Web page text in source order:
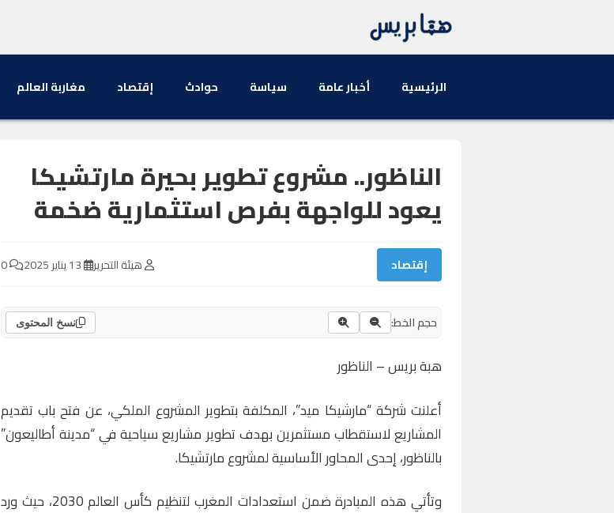
الرئيسية أخبار عامة سياسة حوادث إقتصاد مغاربة العالم
الناظور.. مشروع تطوير بحيرة مارتشيكا
يعود للواجهة بفرص استثمارية ضخمة
إقتصاد هيئة التحرير
حجم الخط: نسخ المحتوى
هبة بريس – الناظور
أعلنت شركة “مارشيكا ميد”، المكلفة بتطوير المشروع الملكي، عن فتح باب تقديم
المشاريع لاستقطاب مستثمرين بهدف تطوير مشاريع سياحية في “مدينة أطاليعون”
بالناظور، إحدى المحاور الأساسيةلمشروع مارتشيكا.
وتأتي هذه المبادرة ضمن استعدادات المغرب لتنظيم كأس العالم 2030، حيث ورد